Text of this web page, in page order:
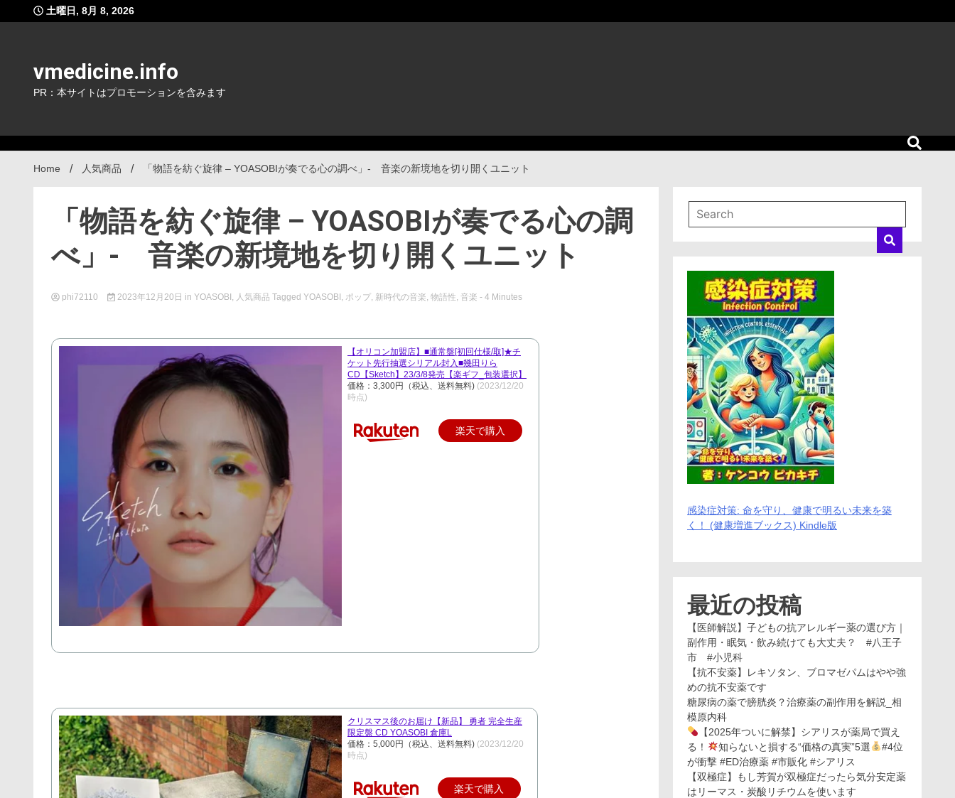
to
土曜日, 8月 8, 2026
vmedicine.info
PR：本サイトはプロモーションを含みます
Home 人気商品 「物語を紡ぐ旋律 – YOASOBIが奏でる心の調べ」- 音楽の新境地を切り開くユニット
「物語を紡ぐ旋律 – YOASOBIが奏でる心の調
べ」- 音楽の新境地を切り開くユニット
phi72110 2023年12月20日 in YOASOBI , 人気商品 Tagged YOASOBI , ポップ, 新時代の音楽, 物語性, 音楽 - 4 Minutes
【オリコン加盟店】■通常盤[初回仕様/取]★チ
ケット先行抽選シリアル封入■幾田りら
CD【Sketch】23/3/8発売【楽ギフ_包装選択】
価格：3,300円（税込、送料無料) (2023/12/20
時点)
楽天で購入
クリスマス後のお届け【新品】 勇者 完全生産
限定盤 CD YOASOBI 倉庫L
価格：5,000円（税込、送料無料) (2023/12/20
時点)
楽天で購入
感染症対策: 命を守り、健康で明るい未来を築
く！ (健康増進ブックス) Kindle版
最近の投稿
【医師解説】子どもの抗アレルギー薬の選び方｜
副作用・眠気・飲み続けても大丈夫？ #八王子
市 #小児科
【抗不安薬】レキソタン、ブロマゼパムはやや強
めの抗不安薬です
糖尿病の薬で膀胱炎？治療薬の副作用を解説_相
模原内科
【2025年ついに解禁】シアリスが薬局で買え
る！
知らないと損する“価格の真実”5選
#4位
が衝撃 #ED治療薬 #市販化 #シアリス
【双極症】もし芳賀が双極症だったら気分安定薬
はリーマス・炭酸リチウムを使います